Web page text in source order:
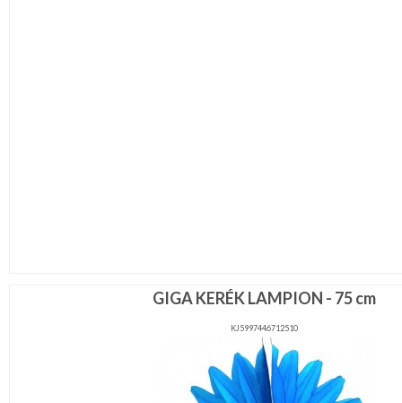
GIGA KERÉK LAMPION - 75 cm
KJ5997446712510